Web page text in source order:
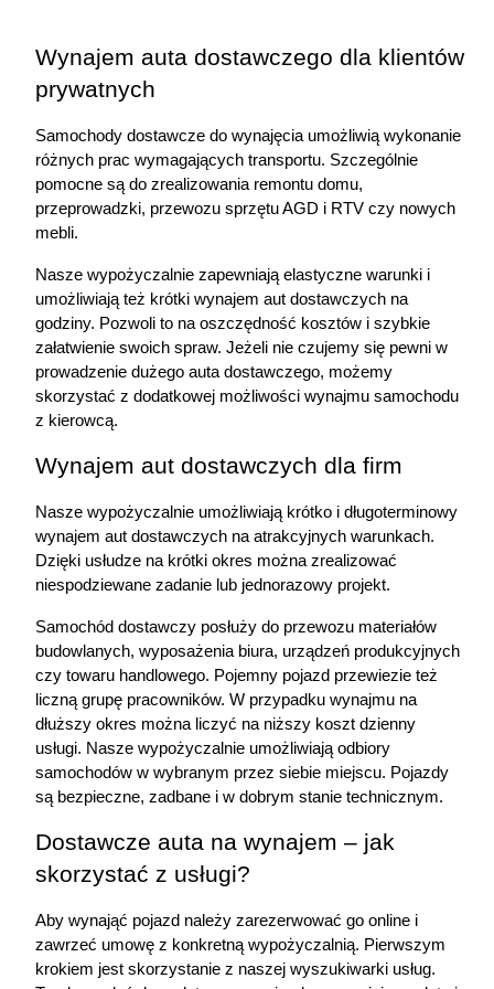
Wynajem auta dostawczego dla klientów
prywatnych
Samochody dostawcze do wynajęcia umożliwią wykonanie
różnych prac wymagających transportu. Szczególnie
pomocne są do zrealizowania remontu domu,
przeprowadzki, przewozu sprzętu AGD i RTV czy nowych
mebli.
Nasze wypożyczalnie zapewniają elastyczne warunki i
umożliwiają też krótki wynajem aut dostawczych na
godziny. Pozwoli to na oszczędność kosztów i szybkie
załatwienie swoich spraw. Jeżeli nie czujemy się pewni w
prowadzenie dużego auta dostawczego, możemy
skorzystać z dodatkowej możliwości wynajmu samochodu
z kierowcą.
Wynajem aut dostawczych dla firm
Nasze wypożyczalnie umożliwiają krótko i długoterminowy
wynajem aut dostawczych na atrakcyjnych warunkach.
Dzięki usłudze na krótki okres można zrealizować
niespodziewane zadanie lub jednorazowy projekt.
Samochód dostawczy posłuży do przewozu materiałów
budowlanych, wyposażenia biura, urządzeń produkcyjnych
czy towaru handlowego. Pojemny pojazd przewiezie też
liczną grupę pracowników. W przypadku wynajmu na
dłuższy okres można liczyć na niższy koszt dzienny
usługi. Nasze wypożyczalnie umożliwiają odbiory
samochodów w wybranym przez siebie miejscu. Pojazdy
są bezpieczne, zadbane i w dobrym stanie technicznym.
Dostawcze auta na wynajem – jak
skorzystać z usługi?
Aby wynająć pojazd należy zarezerwować go online i
zawrzeć umowę z konkretną wypożyczalnią. Pierwszym
krokiem jest skorzystanie z naszej wyszukiwarki usług.